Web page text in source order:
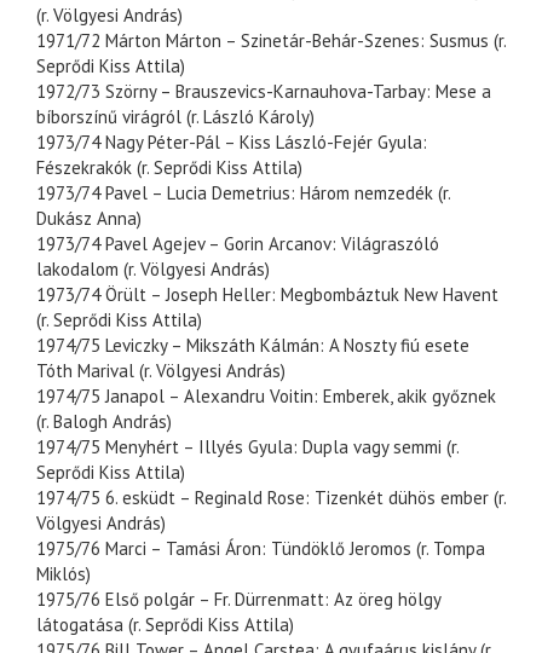
(r. Völgyesi András)
1971/72 Márton Márton – Szinetár-Behár-Szenes: Susmus (r.
Seprődi Kiss Attila)
1972/73 Szörny – Brauszevics-Karnauhova-Tarbay: Mese a
bíborszínű virágról (r. László Károly)
1973/74 Nagy Péter-Pál – Kiss László-Fejér Gyula:
Fészekrakók (r. Seprődi Kiss Attila)
1973/74 Pavel – Lucia Demetrius: Három nemzedék (r.
Dukász Anna)
1973/74 Pavel Agejev – Gorin Arcanov: Világraszóló
lakodalom (r. Völgyesi András)
1973/74 Örült – Joseph Heller: Megbombáztuk New Havent
(r. Seprődi Kiss Attila)
1974/75 Leviczky – Mikszáth Kálmán: A Noszty fiú esete
Tóth Marival (r. Völgyesi András)
1974/75 Janapol – Alexandru Voitin: Emberek, akik győznek
(r. Balogh András)
1974/75 Menyhért – Illyés Gyula: Dupla vagy semmi (r.
Seprődi Kiss Attila)
1974/75 6. esküdt – Reginald Rose: Tizenkét dühös ember (r.
Völgyesi András)
1975/76 Marci – Tamási Áron: Tündöklő Jeromos (r. Tompa
Miklós)
1975/76 Első polgár – Fr. Dürrenmatt: Az öreg hölgy
látogatása (r. Seprődi Kiss Attila)